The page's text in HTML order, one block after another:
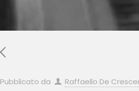
Pubblicato da Raffaello De